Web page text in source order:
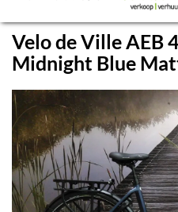
Velo de Ville AEB
Midnight Blue